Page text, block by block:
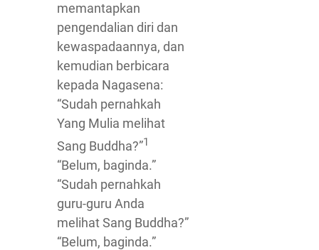
memantapkan
pengendalian diri dan
kewaspadaannya, dan
kemudian berbicara
kepada Nagasena:
“Sudah pernahkah
Yang Mulia melihat
Sang Buddha?”1
“Belum, baginda.”
“Sudah pernahkah
guru-guru Anda
melihat Sang Buddha?”
“Belum, baginda.”